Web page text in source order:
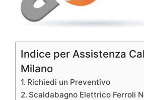
Indice per Assistenza
Milano
Richiedi un Preventivo
Scaldabagno Elettrico Ferroli